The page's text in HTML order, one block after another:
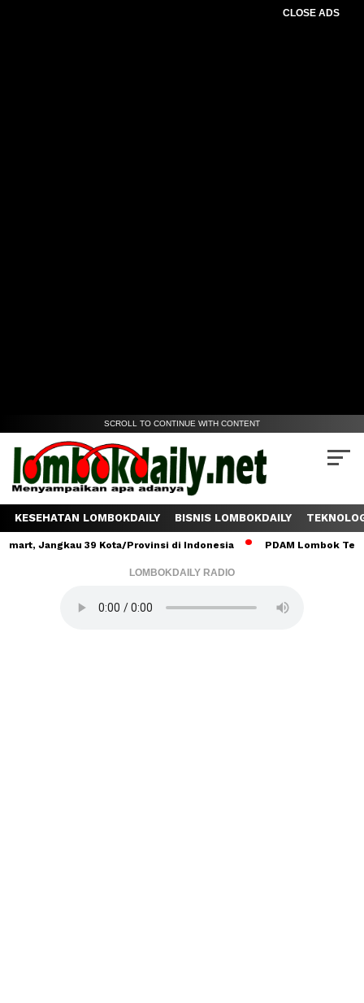
CLOSE ADS
SCROLL TO CONTINUE WITH CONTENT
KESEHATAN LOMBOKDAILY BISNIS LOMBOKDAILY
39 Kota/Provinsi di Indonesia PDAM Lombok Tengah
LOMBOKDAILY RADIO